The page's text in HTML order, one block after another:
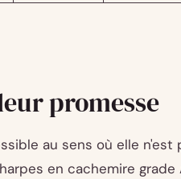
promesse
au sens où elle n'est
en cachemire grade